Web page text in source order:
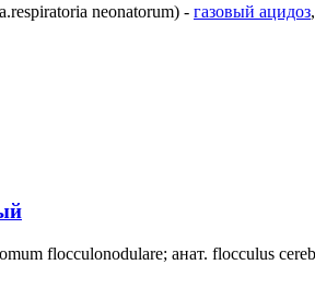
neonatorum) - газовый ацидоз
flocculonodulare; анат. flocculus